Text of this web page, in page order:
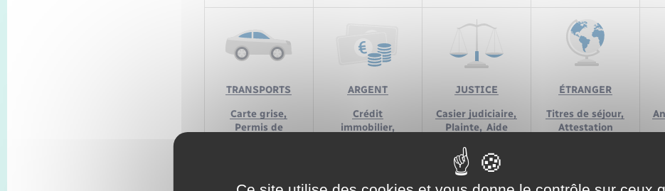
TRANSPORTS
Carte grise,
Permis de
Infractions…
ARGENT
Crédit
immobilier,
Assurance,
JUSTICE
Casier judiciaire,
Plainte, Aide
Saisie…
ÉTRANGER
Titres de séjour,
Attestation